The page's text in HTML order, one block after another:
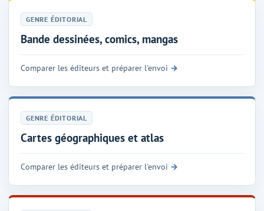
GENRE ÉDITORIAL
Bande dessinées, comics, mangas
Comparer les éditeurs et préparer l'envoi
GENRE ÉDITORIAL
Cartes géographiques et atlas
Comparer les éditeurs et préparer l'envoi